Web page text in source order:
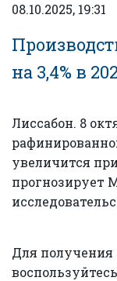
08.10.2025, 19:31
на 3,4% в
Лиссабон. 8
увеличится
прогнозирует
Для получения
воспользуйтесь